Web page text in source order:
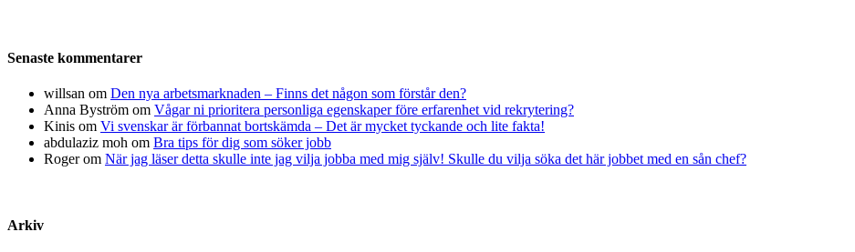
Senaste kommentarer
willsan om Den nya arbetsmarknaden – Finns det någon som förstår den?
Anna Byström om Vågar ni prioritera personliga egenskaper före erfarenhet vid rekrytering?
Kinis om Vi svenskar är förbannat bortskämda – Det är mycket tyckande och lite fakta!
abdulaziz moh om Bra tips för dig som söker jobb
Rogerom När jag läser detta skulle inte jag vilja jobba med mig själv! Skulle du vilja söka det här jobbet med en sån chef?
Arkiv